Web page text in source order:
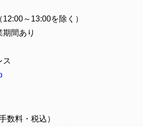
～13:00を除く）
間あり
ス
数料・税込）